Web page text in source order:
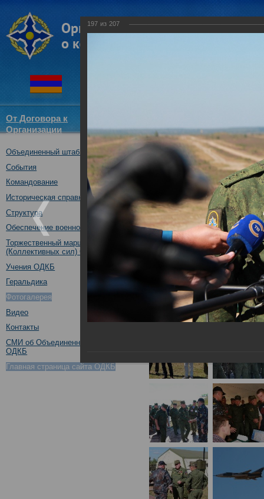
От Договора к
Организации
ОДКБ
Объединенный штаб ОДКБ
События
Командование
Историческая справка
Структура
Обеспечение военной безопасности
Торжественный марш Войск
(Коллективных сил) ОДКБ
Учения ОДКБ
Геральдика
Фотогалерея
Видео
Контакты
СМИ об Объединенном штабе
ОДКБ
Главная страница сайта ОДКБ
Совместное учение с
"Нерушимое братство-2016"
197 из 207